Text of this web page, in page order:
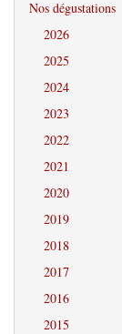
Nos dégustations
2026
2025
2024
2023
2022
2021
2020
2019
2018
2017
2016
2015